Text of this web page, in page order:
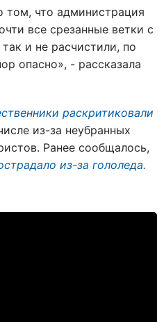
том, что администрация
все срезанные ветки с
и не расчистили, по
опасно», - рассказала
раскритиковали
из-за неубранных
Ранее сообщалось,
из-за гололеда.